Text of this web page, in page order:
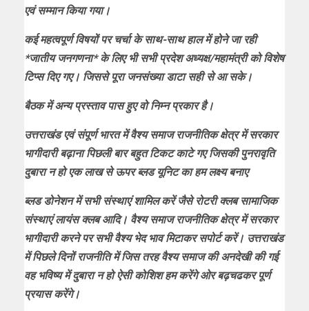
एवं सम्मान किया गया।
कई महत्वपूर्ण विषयों पर चर्चा के साथ-साथ हाल में होने जा रही
*जातीय जनगणना* के लिए भी‌ सभी प्रदेश अध्यक्ष/महामंत्री को विशेष
टिप्स दिए गए। जिससे पूरा जनसंख्या डाटा सही से आ सके।
बैठक में अन्य प्रस्ताव पास‌ हुए वो निम्न प्रकार है।
उत्तराखंड एवं संपूर्ण भारत में वैश्य समाज राजनीतिक क्षेत्र में सरकार
भागीदारी बढ़ाना पिछली बार बहुत टिकट काटे गए जिसकी पुनरावृति
दुबारा न हो एक लाख से ऊपर ब्लड यूनिट का हम लक्ष्य बनाए
ब्लड डोनेशन में सभी संस्थाएं शामिल करें जैसे रोटरी क्लब सामाजिक
संस्थाएं लायंस क्लब आदि। वैश्य समाज राजनीतिक क्षेत्र में सरकार
भागीदारी करने पर सभी वैश्य भेद भाव मिटाकर सपोर्ट करें। उत्तराखंड
में पिछले दिनों राजनीति में जिस तरह वैश्य समाज की अनदेखी की गई
वह भविष्य में दुबारा न हो ऐसी कोशिश हम करेंगे ओर बढ़चढकर पूर्ण
प्रयास करेंगे।